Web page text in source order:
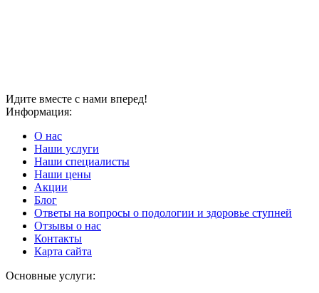
Идите вместе с нами вперед!
Информация:
О нас
Наши услуги
Наши специалисты
Наши цены
Акции
Блог
Ответы на вопросы о подологии и здоровье ступней
Отзывы о нас
Контакты
Карта сайта
Основные услуги: